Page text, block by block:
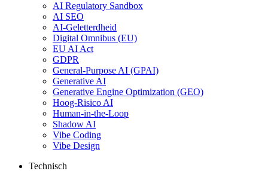
AI Regulatory Sandbox
AI SEO
AI-Geletterdheid
Digital Omnibus (EU)
EU AI Act
GDPR
General-Purpose AI (GPAI)
Generative AI
Generative Engine Optimization (GEO)
Hoog-Risico AI
Human-in-the-Loop
Shadow AI
Vibe Coding
Vibe Design
Technisch